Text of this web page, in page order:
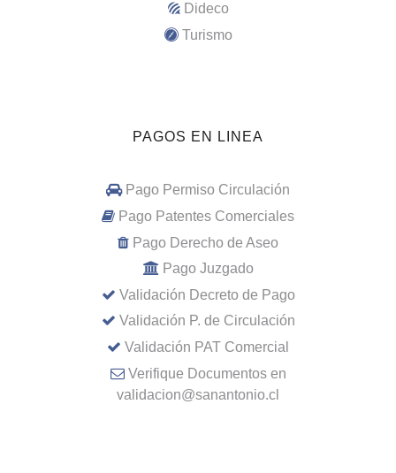
Dideco
Turismo
PAGOS EN LINEA
Pago Permiso Circulación
Pago Patentes Comerciales
Pago Derecho de Aseo
Pago Juzgado
Validación Decreto de Pago
Validación P. de Circulación
Validación PAT Comercial
Verifique Documentos en
validacion@sanantonio.cl